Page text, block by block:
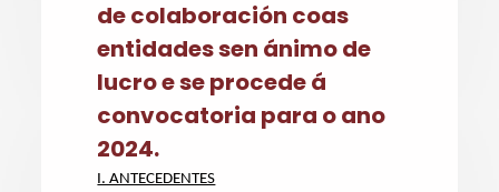
de colaboración coas
entidades sen ánimo de
lucro e se procede á
convocatoria para o ano
2024.
I. ANTECEDENTES